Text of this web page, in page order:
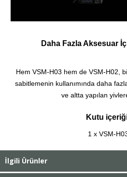
Daha Fazla Aksesuar
Hem VSM-H03 hem de VSM-H02,
sabitlemenin kullanımında daha
ve altta yapılan
Kutu
1 x VSM-
İlgili Ürünler